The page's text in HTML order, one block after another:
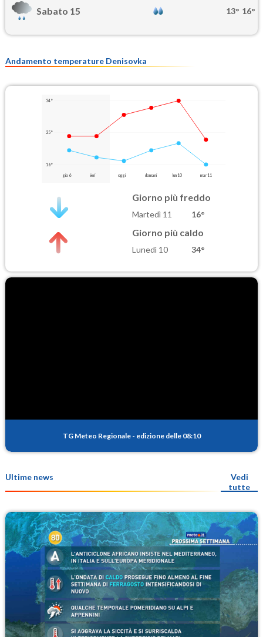
Sabato 15 13° 16°
Andamento temperature Denisovka
34°
25°
16°
gio 6 ieri oggi domani lun 10 mar 11
Giorno più freddo
Martedì 11 16°
Giorno più caldo
Lunedì 10 34°
TG Meteo Regionale - edizione delle 08:10
Ultime news
Vedi
tutte